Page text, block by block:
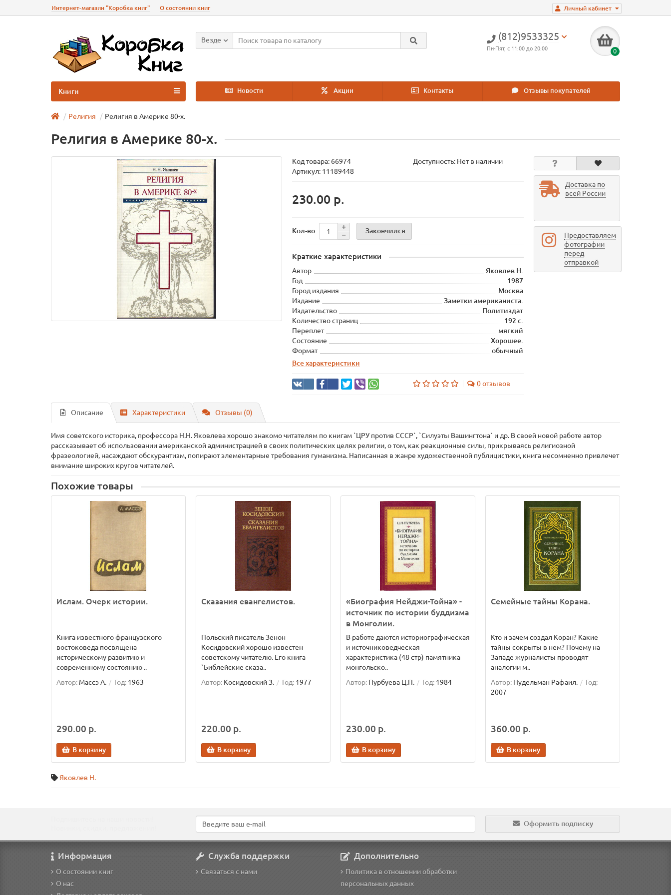
Личный кабинет
Интернет-магазин "Коробка книг" О состоянии книг
(812)9533325
Пн-Пят, с 11:00 до 20:00 0
Везде
Новости Акции Контакты Отзывы покупателей
Книги
Религия Религия в Америке 80-х.
Религия в Америке 80-х.
Код товара: 66974
Доступность: Нет в наличии
Артикул: 11189448
230.00 р.
Кол-во Закончился
Краткие характеристики
Автор
Яковлев Н.
Год
1987
Город издания
Москва
Издание
Заметки американиста.
Издательство
Политиздат
Количество страниц
192 с.
Переплет
мягкий
Состояние
Хорошее.
Формат
обычный
Все характеристики
0 отзывов
Доставка по
всей России
Предоставляем
фотографии
перед
отправкой
Описание Характеристики Отзывы (0)
Имя советского историка, профессора Н.Н. Яковлева хорошо знакомо читателям по книгам `ЦРУ против СССР`, `Силуэты Вашингтона` и др. В своей новой работе автор
рассказывает об использовании американской администрацией в своих политических целях религии, о том, как реакционные силы, прикрываясь религиозной
фразеологией, насаждают обскурантизм, попирают элементарные требования гуманизма. Написанная в жанре художественной публицистики, книга несомненно привлечет
внимание широких кругов читателей.
Похожие товары
Ислам. Очерк истории.
Книга известного французского
востоковеда посвящена
историческому развитию и
современному состоянию ..
Автор: Массэ А. Год: 1963
290.00 р.
В корзину
Сказания евангелистов.
Польский писатель Зенон
Косидовский хорошо известен
советскому читателю. Его книга
`Библейские сказа..
Автор: Косидовский З. Год: 1977
220.00 р.
В корзину
«Биография Нейджи-Тойна» -
источник по истории буддизма
в Монголии.
В работе даются историографическая
и источниковедческая
характеристика (48 стр) памятника
монгольско..
Автор: Пурбуева Ц.П. Год: 1984
230.00 р.
В корзину
Семейные тайны Корана.
Кто и зачем создал Коран? Какие
тайны сокрыты в нем? Почему на
Западе журналисты проводят
аналогии м..
Автор: Нудельман Рафаил.
Год:
2007
360.00 р.
В корзину
Яковлев Н.
Оформить подписку
Информация
О состоянии книг
О нас
Служба поддержки
Связаться с нами
Дополнительно
Политика в отношении обработки
персональных данных